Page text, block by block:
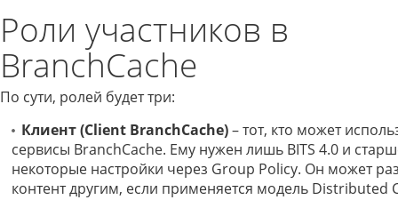
Роли участников в
BranchCache
По сути, ролей будет три:
Клиент (Client BranchCache)– тот, кто может
сервисы BranchCache. Ему нужен лишь BITS 4.0 и
некоторые настройки через Group Policy. Он может
контент другим, если применяется модель Distributed